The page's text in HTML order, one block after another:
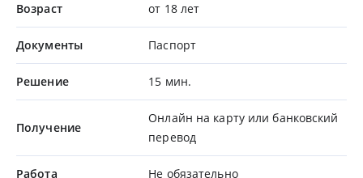
Возраст от 18 лет
Документы Паспорт
Решение 15 мин.
Получение
Онлайн на карту или банковский
перевод
Работа Не обязательно